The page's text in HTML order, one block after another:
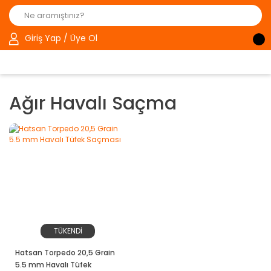
Giriş Yap / Üye Ol
Ağır Havalı Saçma
TÜKENDİ
Hatsan Torpedo 20,5 Grain
5.5 mm Havalı Tüfek